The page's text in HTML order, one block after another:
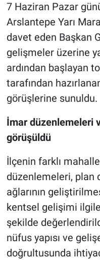
7 Haziran Pazar
Arslantepe Yarı
davet eden Başkan
gelişmeler üzerine
ardından başlayan
tarafından
görüşlerine sunuldu.
İmar düzenlemeleri
görüşüldü
İlçenin farklı
düzenlemeleri, plan
ağlarının
kentsel gelişimi
şekilde
nüfus yapısı ve
doğrultusunda